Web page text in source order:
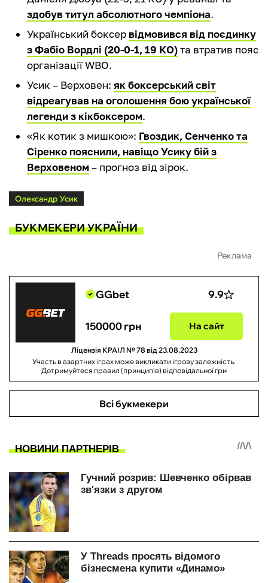
здобув титул абсолютного чемпіона.
Український боксер відмовився від поєдинку
з Фабіо Вордлі (20-0-1, 19 КО)та втратив пояс
організації WBO.
Усик – Верховен: як боксерський світ
відреагував на оголошення бою української
легенди з кікбоксером.
«Як котик з мишкою»: Гвоздик, Сенченко та
Сіренко пояснили, навіщо Усику бій з
Верховеном– прогноз від зірок.
Олександр Усик
БУКМЕКЕРИ УКРАЇНИ
Реклама
GGbet 9.9
150000 грн На сайт
Ліцензія КРАІЛ № 78 від 23.08.2023
Участь в азартних іграх може викликати ігрову залежність.
Дотримуйтеся правил (принципів) відповідальної гри
Всі букмекери